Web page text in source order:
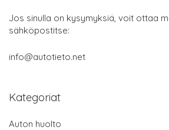
Jos sinulla on kysymyksiä, voit ottaa
sähköpostitse:
info@autotieto.net
Kategoriat
Auton huolto